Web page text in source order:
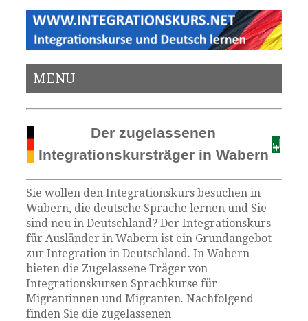
MENU
Der zugelassenen
Integrationskursträger in Wabern
Sie wollen den Integrationskurs besuchen in
Wabern, die deutsche Sprache lernen und Sie
sind neu in Deutschland? Der Integrationskurs
für Ausländer in Wabern ist ein Grundangebot
zur Integration in Deutschland. In Wabern
bieten die Zugelassene Träger von
Integrationskursen Sprachkurse für
Migrantinnen und Migranten. Nachfolgend
finden Sie die zugelassenen